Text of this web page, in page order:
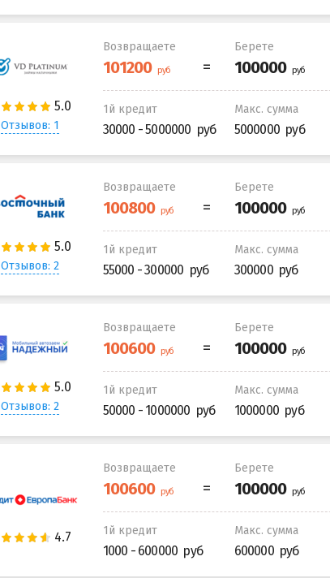
Отзывов: 1
Возвращаете Берете
1й кредит
30000 - 5000000
Макс. сумма
5000000
Отзывов: 2
Возвращаете Берете
1й кредит
55000 - 300000
Макс. сумма
300000
Отзывов: 2
Возвращаете Берете
1й кредит
50000 - 1000000
Макс. сумма
1000000
Возвращаете Берете
1й кредит
1000 - 600000
Макс. сумма
600000